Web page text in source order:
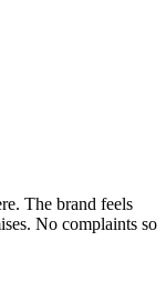
The brand feels
No complaints so